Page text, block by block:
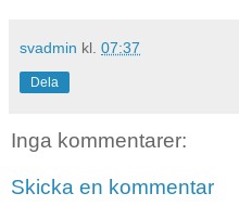
svadmin kl. 07:37
Dela
Inga kommentarer:
Skicka en kommentar